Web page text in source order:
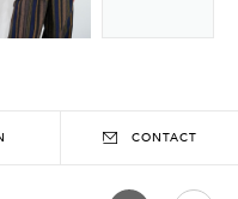
CONTACT